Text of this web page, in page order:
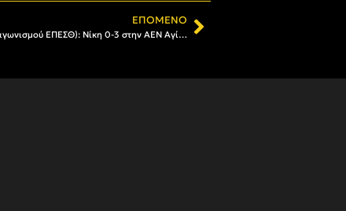
ΕΠΌΜΕΝΟ
Βόλεϊ Κορασίδων AΡΗΣ 2 (εκτός συναγωνισμού ΕΠΕΣΘ): Νίκη 0-3 στην ΑΕΝ Αγίας Τριάδας